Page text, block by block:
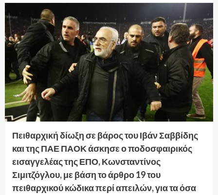
Πειθαρχική δίωξη σε βάρος του Ιβάν Σαββίδης
και της ΠΑΕ ΠΑΟΚ άσκησε ο ποδοσφαιρικός
εισαγγελέας της ΕΠΟ, Κωνσταντίνος
Σιμιτζόγλου, με βάση το άρθρο 19 του
πειθαρχικού κώδικα περί απειλών, για τα όσα